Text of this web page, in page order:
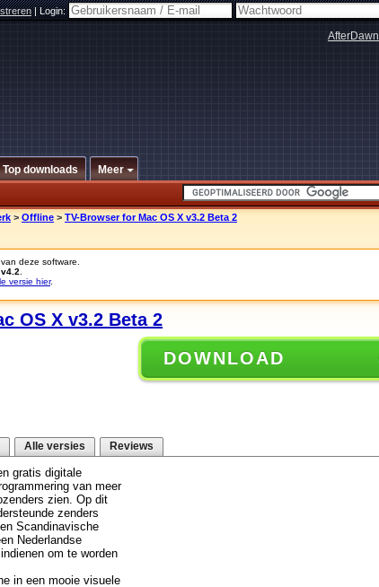
|Login:
AfterDawn
Top downloads Meer
> Offline > TV-Browser for Mac OS X v3.2 Beta 2
deze software.
v4.2
versie hier.
OS X v3.2 Beta 2
DOWNLOAD
Alle versies Reviews
gratis digitale
van meer
zien. Op dit
zenders
Scandinavische
Nederlandse
om te worden
in een mooie visuele